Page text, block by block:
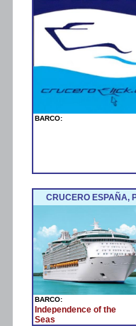
BARCO:
CRUCERO ESPAÑA,
BARCO:
Independence of the
Seas